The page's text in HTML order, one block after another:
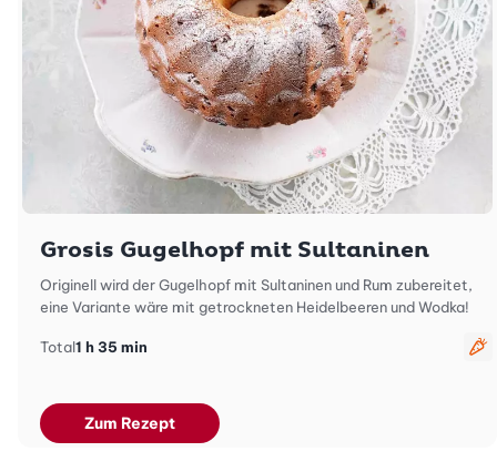
Grosis Gugelhopf mit Sultaninen
Originell wird der Gugelhopf mit Sultaninen und Rum zubereitet,
eine Variante wäre mit getrockneten Heidelbeeren und Wodka!
Total1 h 35 min
Zum Rezept